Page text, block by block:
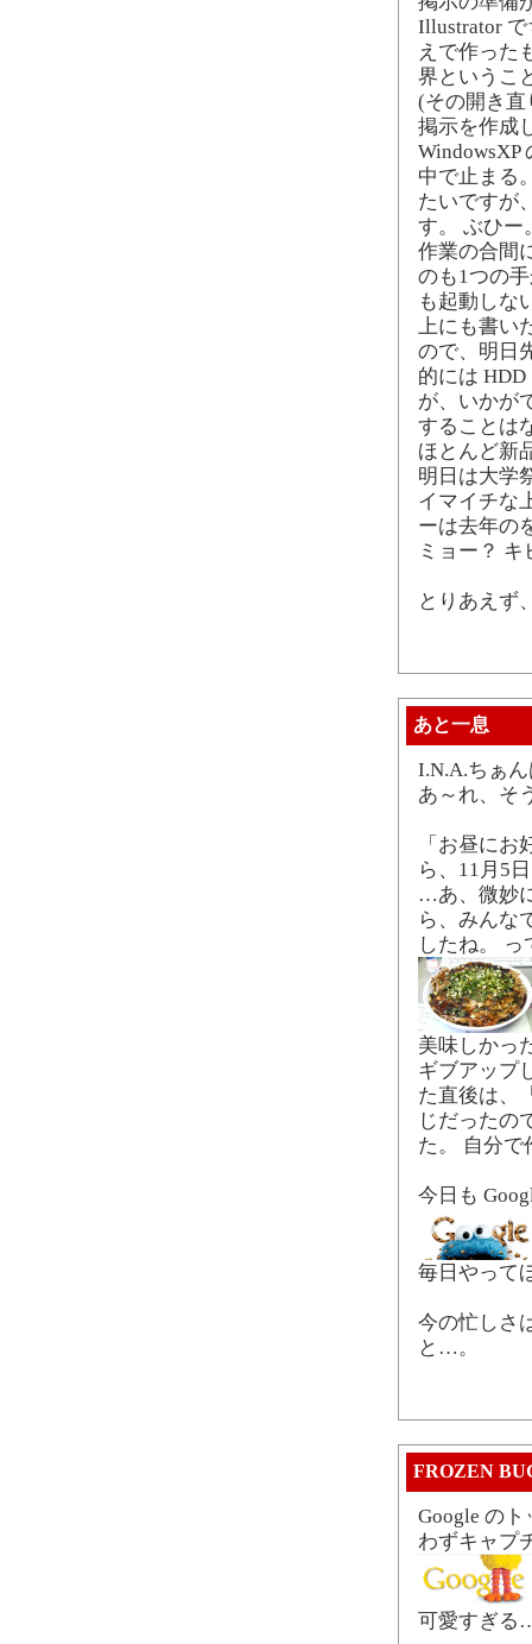
Illustrator
えで作った
界というこ
(その開き直
掲示を作成
WindowsXP
中で止まる
たいですが
す。 ぶひー
作業の合間
のも1つの
も起動しな
上にも書い
ので、明日
的には
が、いかが
することは
ほとんど新
明日は大学
イマイチな
ーは去年の
ミョー？ キ
とりあえず
あと一息
I.N.A.ちぁ
あ～れ、そ
「お昼に
ら、11月5
…あ、微妙
ら、みんな
したね。
美味しかっ
ギブアップ
た直後は、
じだったの
た。 自分で
今日も
毎日やって
今の忙しさ
と…。
FROZEN
Google の
わずキャプ
可愛すぎる